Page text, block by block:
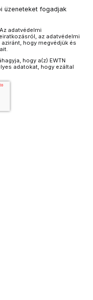
üzeneteket fogadjak
adatvédelmi
az adatvédelmi
hogy megvédjük és
hogy a(z) EWTN
adatokat, hogy ezáltal